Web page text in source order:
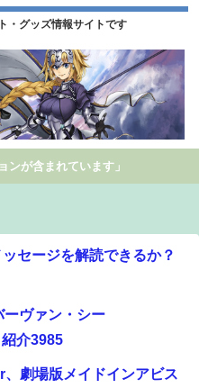
・グッズ情報サイトです
ンが含まれています」
セージを解読できるか？
ヴァン・シー
介3985
、劇場版メイドインアビス